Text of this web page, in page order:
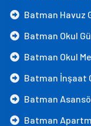
Batman Havuz
Batman Okul
Batman Okul
Batman İnşaat
Batman
Batman